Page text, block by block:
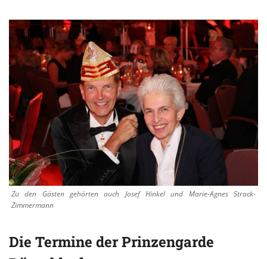
Zu den Gästen gehörten auch Josef Hinkel und Marie-Agnes Strack-
Zimmermann
Die Termine der Prinzengarde